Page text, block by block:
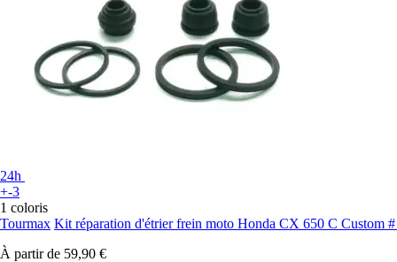
24h
+-3
1 coloris
Tourmax Kit réparation d'étrier frein moto Honda CX 650 C Custom #
À partir de 59,90 €